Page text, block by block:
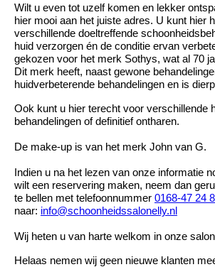
Wilt u even tot uzelf komen en lekker
hier mooi aan het juiste adres. U kunt hier
verschillende doeltreffende
huid verzorgen én de conditie ervan
gekozen voor het merk Sothys, wat al 70
Dit merk heeft, naast gewone
huidverbeterende behandelingen en is
Ook kunt u hier terecht voor verschillende
behandelingen of definitief ontharen.
De make-up is van het merk John van G.
Indien u na het lezen van onze informatie
wilt een reservering maken, neem dan
te bellen met telefoonnummer 0168-47 24
naar: info@schoonheidssalonelly.nl
Wij heten u van harte welkom in onze
Helaas nemen wij geen nieuwe klanten